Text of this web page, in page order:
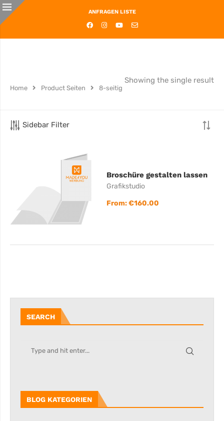
ANFRAGEN LISTE
Home Product Seiten 8-seitig
Showing the single result
Sidebar Filter
Broschüre gestalten lassen
Grafikstudio
From:€160.00
SEARCH
BLOG KATEGORIEN